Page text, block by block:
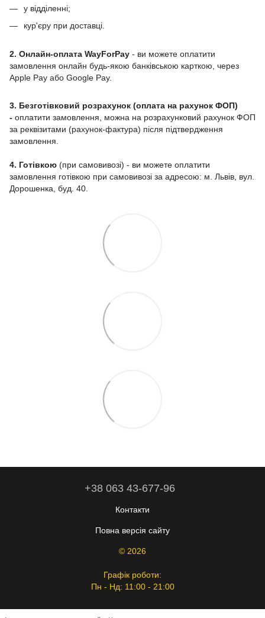
у відділенні;
кур'єру при доставці.
2. Онлайн-оплата WayForPay - ви можете оплатити
замовлення онлайн будь-якою банківською карткою, через
Apple Pay або Google Pay.
3. Безготівковий розрахунок (оплата на рахунок ФОП)
- оплатити замовлення, можна на розрахунковий рахунок ФОП
за реквізитами (рахунок-фактура) після підтвердження
замовлення.
4. Готівкою (при самовивозі) - ви можете оплатити
замовлення готівкою при самовивозі за адресою: м. Львів, вул.
Дорошенка, буд. 40.
+38 063 43-677-96
Контакти
Повна версія сайту
© 2026
Графік роботи:
Пн - Нд: 11:00 - 21:00